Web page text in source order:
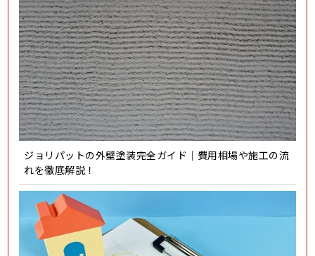
ジョリパットの外壁塗装完全ガイド｜費用相場や施工の流
れを徹底解説！